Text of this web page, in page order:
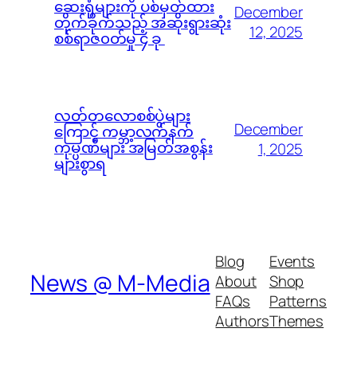
ဆေးရုံများကို ပစ်မှတ်ထား
တိုက်ခိုက်သည့် အဆိုးရွားဆုံး
စစ်ရာဇ၀တ်မှု ၄ ခု
December
12, 2025
လတ်တလောစစ်ပွဲများ
ကြောင့် ကမ္ဘာ့လက်နက်
ကုမ္ပဏီများ အမြတ်အစွန်း
များစွာရ
December
1, 2025
News @ M-Media
Blog
About
FAQs
Authors
Events
Shop
Patterns
Themes